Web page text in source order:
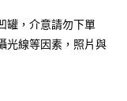
方式。 讓您購物簡單
罐，介意請勿下單
光線等因素，照片與